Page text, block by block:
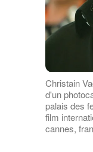
Christain
d'un
palais des
film
cannes,